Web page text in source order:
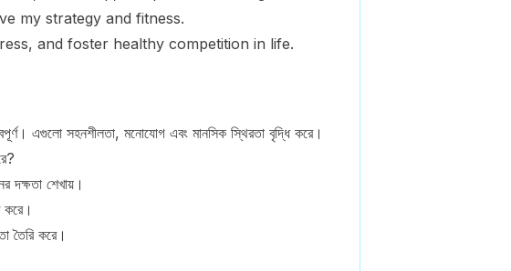
my strategy and fitness.
and foster healthy competition in life.
এগুলো সহনশীলতা, মনোযোগ এবং মানসিক স্থিরতা বৃদ্ধি করে।
দক্ষতা শেখায়।
তৈরি করে।